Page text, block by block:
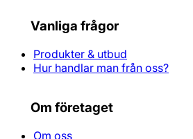
Vanliga frågor
Produkter & utbud
Hur handlar man från oss?
Om företaget
Om oss